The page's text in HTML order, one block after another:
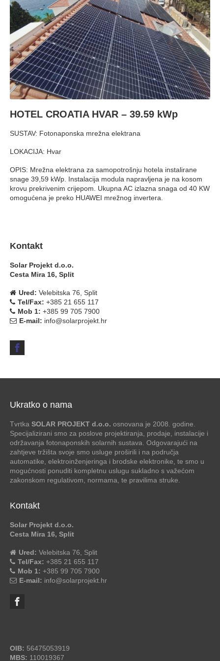
HOTEL CROATIA HVAR – 39.59 kWp
SUSTAV: Fotonaponska mrežna elektrana
LOKACIJA: Hvar
OPIS: Mrežna elektrana za samopotrošnju hotela instalirane
snage 39,59 kWp. Instalacija modula napravljena je na kosom
krovu prekrivenim crijepom. Ukupna AC izlazna snaga od 40 KW
omogućena je preko HUAWEI mrežnog invertera.
Kontakt
Solar Projekt d.o.o.
Cesta Mira 16, Split
Ured: Velebitska 76, Split
Tel/Fax: +385 21 655 117
Mob 1: +385 99 705 7900
E-mail: info@solarprojekt.hr
Ukratko o nama
Tvrtka SOLAR PROJEKT d.o.o. osnovana je 2008. godine.
Specijalizirani smo za poslove projektiranja, prodaje, instalacije i
održavanja fotonaponskih solarnih sustava. Odgovarajući na
zahtjeve tržišta svoje smo usluge proširili i na područja
automatike, elektroinženjeringa i brodske elektronike, te smo u
mogućnosti ponuditi kompletnu uslugu sukladno s važećom
zakonskom regulativom, normama, te pravilima struke.
Kontakt
Solar Projekt d.o.o.
Cesta Mira 16, Split
Ured: Velebitska 76, Split
Tel/Fax: +385 21 655 117
Mob 1: +385 99 705 7900
E-mail: info@solarprojekt.hr
OIB: 56475053919
MBS: 110019367